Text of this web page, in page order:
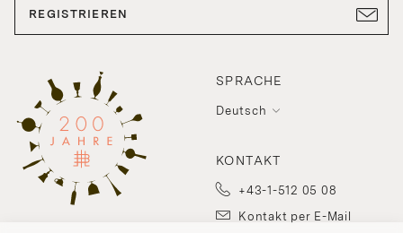
SPRACHE
Deutsch
KONTAKT
+43-1-512 05 08
Kontakt per E-Mail
REGISTRIEREN